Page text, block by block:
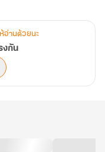
อ่านด้วยนะ
งกัน